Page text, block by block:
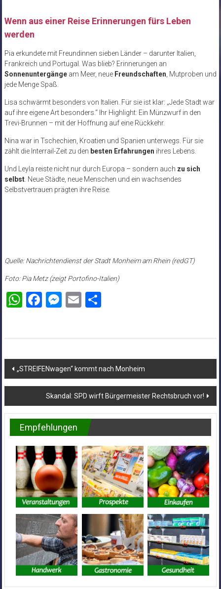
Wenn aus einer Reise Erinnerungen fürs Leben
werden
Pia erkundete mit Freundinnen sieben Länder – darunter Italien,
Frankreich und Portugal. Was blieb? Erinnerungen an
Sonnenuntergängeam Meer, neue Freundschaften, Mutproben und
jede Menge Spaß.
Lisa schwärmt besonders von Italien. Für sie ist klar: „Jede Stadt war
auf ihre eigene Art besonders.“ Ihr Highlight: Ein Münzwurf in den
Trevi-Brunnen – mit der Hoffnung auf eine Rückkehr.
Nina war in Tschechien, Kroatien und Spanien unterwegs. Für sie
zählt die Interrail-Zeit zu den besten Erfahrungen ihres Lebens.
Und Leyla reiste nicht nur durch Europa – sondern auch zu sich
selbst. Neue Städte, neue Menschen und ein wachsendes
Selbstvertrauen prägten ihre Reise.
Quelle: Nachrichtendienst der Stadt Monheim am Rhein (redGT)
Foto: Pia Metz (zeigt Portofino-Italien)
WhatsApp
Facebook
Messenger
EmailTeilen
Beitragsnavigation
„STREIFENwagen“ kommt nach Monheim
Skandal: SPD wirft Bürgermeister Rechtsbruch vor!
Empfehlungen